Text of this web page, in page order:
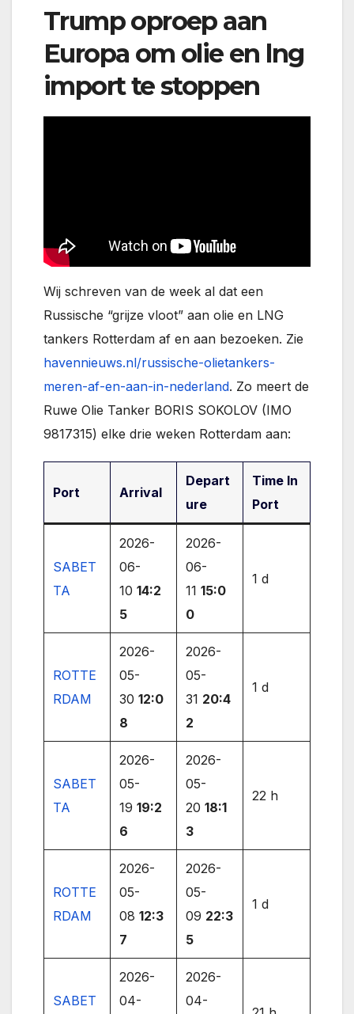
Trump oproep aan
Europa om olie en lng
import te stoppen
Wij schreven van de week al dat een
Russische “grijze vloot” aan olie en LNG
tankers Rotterdam af en aan bezoeken. Zie
havennieuws.nl/russische-olietankers-
meren-af-en-aan-in-nederland. Zo meert de
Ruwe Olie Tanker BORIS SOKOLOV (IMO
9817315) elke drie weken Rotterdam aan:
Port Arrival
Depart
ure
Time In
Port
SABET
TA
2026-
06-
1014:2
5
2026-
06-
1115:0
0
1 d
ROTTE
RDAM
2026-
05-
3012:0
8
2026-
05-
31 20:4
2
1 d
SABET
TA
2026-
05-
1919:2
6
2026-
05-
2018:1
3
22 h
ROTTE
RDAM
2026-
05-
0812:3
7
2026-
05-
09 22:3
5
1 d
SABET
2026-
04-
2026-
04-